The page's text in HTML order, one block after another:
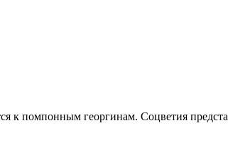
к помпонным георгинам. Соцветия